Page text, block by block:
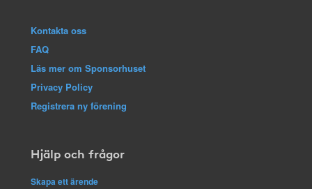
Kontakta oss
FAQ
Läs mer om Sponsorhuset
Privacy Policy
Registrera ny förening
Hjälp och frågor
Skapa ett ärende